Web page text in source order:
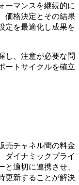
ーマンスを継続的に
価格決定とその結果
定を最適化し成果を
し、注意が必要な問
ートサイクルを確立
売チャネル間の料金
ダイナミックプライ
適切に連携させ、
更新することが解決